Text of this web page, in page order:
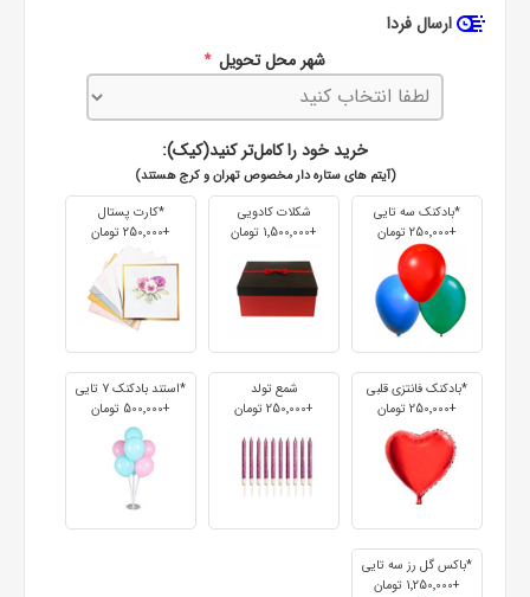
ارسال فردا
شهر محل تحویل *
خرید خود را کامل‌تر کنید(کیک):
(آیتم های ستاره دار مخصوص تهران و کرج هستند)
*بادکنک سه تایی
+250٬000 تومان
شکلات کادویی
+1٬500٬000 تومان
*کارت پستال
+250٬000 تومان
*بادکنک فانتزی قلبی
+250٬000 تومان
شمع تولد
+250٬000 تومان
*استند بادکنک 7 تایی
+500٬000 تومان
*باکس گل رز سه تایی
+1٬250٬000 تومان